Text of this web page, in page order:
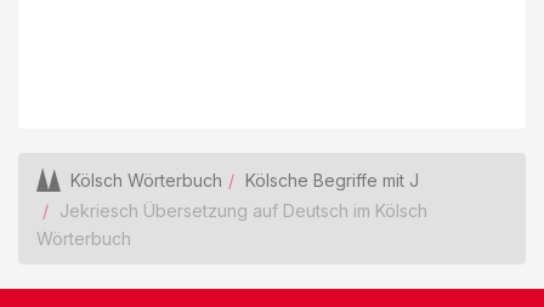
Kölsch Wörterbuch
Kölsche Begriffe mit J
Jekriesch Übersetzung auf Deutsch im Kölsch
Wörterbuch